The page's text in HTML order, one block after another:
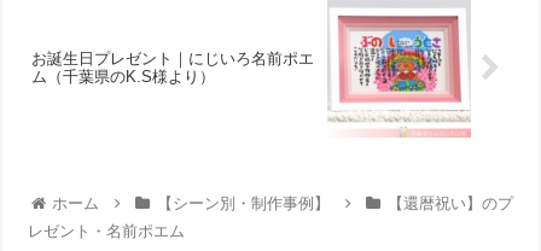
お誕生日プレゼント｜にじいろ名前ポエ
ム（千葉県のK.S様より ）
ホーム 【シーン別・制作事例】
【還暦祝い】のプ
レゼント・名前ポエム